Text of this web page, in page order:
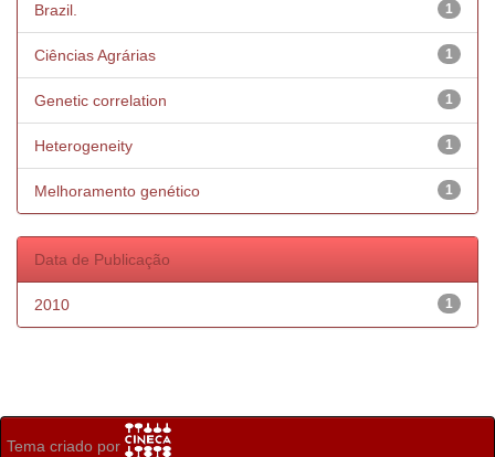
1
Brazil.
1
Ciências Agrárias
1
Genetic correlation
1
Heterogeneity
1
Melhoramento genético
Data de Publicação
1
2010
Tema criado por